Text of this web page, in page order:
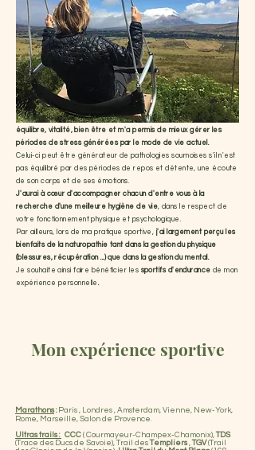
L' application de la naturopathie au quotidien m'a apporté
équilibre, vitalité, bien être et m'a permis de mieux gérer les
périodes de stress générées par le mode de vie actuel.
Celui-ci peut être générateur de pathologies sournoises s'il n'est
pas équilibré par des périodes de repos et détente, une écoute
de son corps et de ses émotions.
J'aurai à cœur d'accompagner chacun d'entre vous à la
recherche d'une meilleure hygiène de vie, dans le respect de
votre fonctionnement physique et psychologique.
Par ailleurs, lors de ma pratique sportive, j'ai largement perçu les
bienfaits de la naturopathie tant dans la gestion du physique
(blessures, récupération ...) que dans la gestion du mental.
Je souhaite ainsi faire bénéficier les sportifs d'endurance de mon
expérience personnelle .
Mon expérience sportive
Marathons: Paris , Londres , Amsterdam, Vienne, New-York,
Rome, Marseille, Salon de Provence.
Ultras trails : CCC ( Courmayeur-Champex-Chamonix),TDS
(Trace des Ducs de Savoie), Trail desTempliers,TGV(Trail